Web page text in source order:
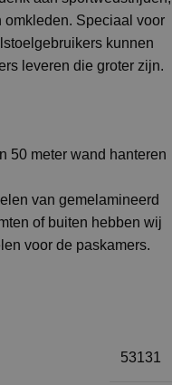
Speciaal voor
kunnen
leveren die groter zijn.
50 meter wand hanteren
van gemelamineerd
of buiten hebben wij
voor de paskamers.
53131